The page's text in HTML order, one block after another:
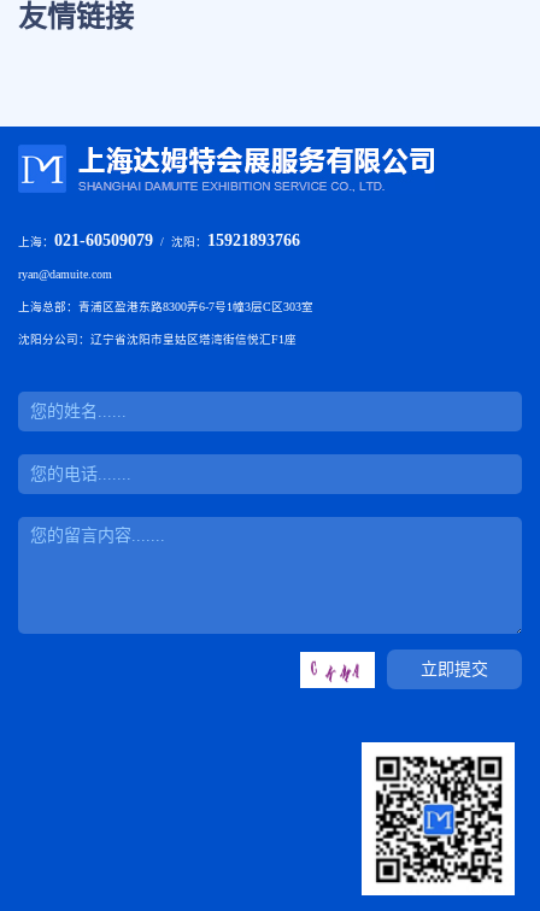
友情链接
上海： 021-60509079 / 沈阳： 15921893766
ryan@damuite.com
上海总部：青浦区盈港东路8300弄6-7号1幢3层C区303室
沈阳分公司：辽宁省沈阳市皇姑区塔湾街信悦汇F1座